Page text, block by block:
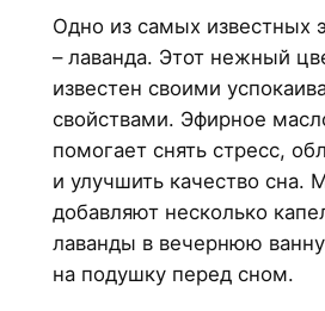
Одно из самых известных
– лаванда. Этот нежный
известен своими
свойствами. Эфирное
помогает снять стресс,
и улучшить качество сна.
добавляют несколько
лаванды в вечернюю
на подушку перед сном.